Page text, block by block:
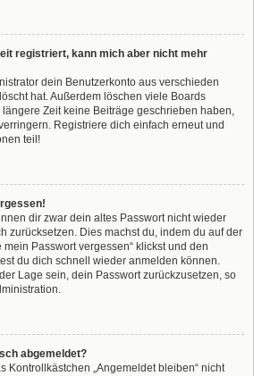
registriert, kann mich aber nicht mehr
dein Benutzerkonto aus verschieden
hat. Außerdem löschen viele Boards
Zeit keine Beiträge geschrieben haben,
Registriere dich einfach erneut und
teil!
dir zwar dein altes Passwort nicht wieder
zurücksetzen. Dies machst du, indem du auf der
Passwort vergessen“ klickst und den
du dich schnell wieder anmelden können.
Lage sein, dein Passwort zurückzusetzen, so
abgemeldet?
Kontrollkästchen „Angemeldet bleiben“ nicht